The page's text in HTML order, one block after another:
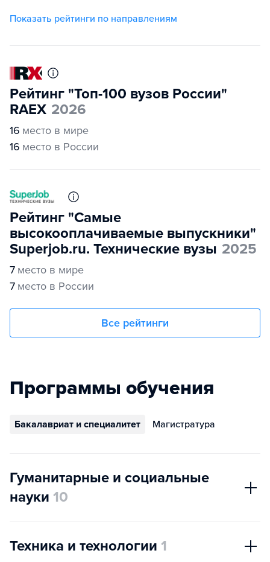
Показать рейтинги по направлениям
Рейтинг "Топ-100 вузов России"
RAEX 2026
16 место в мире
16 место в России
Рейтинг "Самые
высокооплачиваемые выпускники"
Superjob.ru. Технические вузы 2025
7 место в мире
7 место в России
Все рейтинги
Программы обучения
Бакалавриат и специалитет Магистратура
Гуманитарные и социальные
науки 10
Техника и технологии 1